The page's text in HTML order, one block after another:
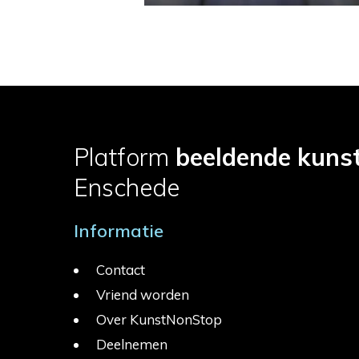
Platform beeldende
Enschede
Informatie
Contact
Vriend worden
Over KunstNonStop
Deelnemen